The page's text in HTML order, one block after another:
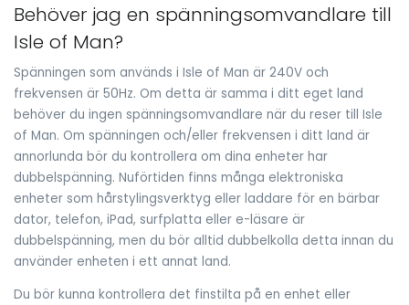
Behöver jag en spänningsomvandlare till
Isle of Man?
Spänningen som används i Isle of Man är 240V och
frekvensen är 50Hz. Om detta är samma i ditt eget land
behöver du ingen spänningsomvandlare när du reser till Isle
of Man. Om spänningen och/eller frekvensen i ditt land är
annorlunda bör du kontrollera om dina enheter har
dubbelspänning. Nuförtiden finns många elektroniska
enheter som hårstylingsverktyg eller laddare för en bärbar
dator, telefon, iPad, surfplatta eller e-läsare är
dubbelspänning, men du bör alltid dubbelkolla detta innan du
använder enheten i ett annat land.
Du bör kunna kontrollera det finstilta på en enhet eller